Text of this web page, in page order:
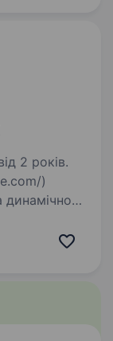
2 років.
)
динамічно
Наші